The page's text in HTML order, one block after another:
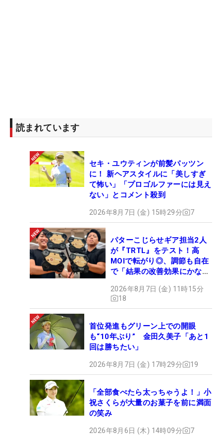
読まれています
セキ・ユウティンが前髪パッツン
に！ 新ヘアスタイルに「美しすぎ
て怖い」「プロゴルファーには見え
ない」とコメント殺到
2026年8月7日 (金) 15時29分 7
パターこじらせギア担当2人
が『TRTL』をテスト！高
MOIで転がり◎、調節も自在
で「結果の改善効果にかなり
2026年8月7日 (金) 11時15分
18
首位発進もグリーン上での開眼
も“10年ぶり” 金田久美子「あと1
回は勝ちたい」
2026年8月7日 (金) 17時29分 19
「全部食べたら太っちゃうよ！」小
祝さくらが大量のお菓子を前に満面
の笑み
2026年8月6日 (木) 14時09分 7